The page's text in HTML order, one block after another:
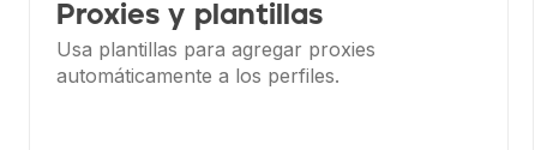
Proxies y plantillas
Usa plantillas para agregar proxies
automáticamente a los perfiles.